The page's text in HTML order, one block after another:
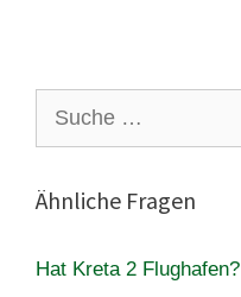
nach:
Ähnliche Fragen
Hat Kreta 2 Flughafen?